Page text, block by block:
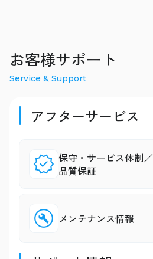
お客様サポート
Service & Support
アフターサービス
保守・サービス体制／
品質保証
メンテナンス情報